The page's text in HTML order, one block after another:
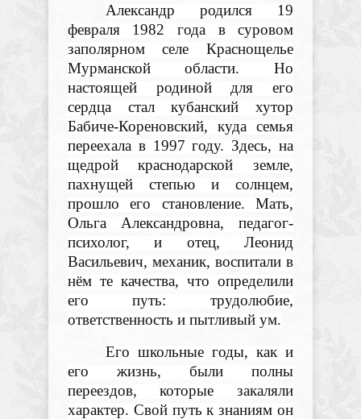
Александр родился 19
февраля 1982 года в суровом
заполярном селе Краснощелье
Мурманской области. Но
настоящей родиной для его
сердца стал кубанский хутор
Бабиче-Кореновский, куда семья
переехала в 1997 году. Здесь, на
щедрой краснодарской земле,
пахнущей степью и солнцем,
прошло его становление. Мать,
Ольга Александровна, педагог-
психолог, и отец, Леонид
Васильевич, механик, воспитали в
нём те качества, что определили
его путь: трудолюбие,
ответственность и пытливый ум.
Его школьные годы, как и
его жизнь, были полны
переездов, которые закаляли
характер. Свой путь к знаниям он